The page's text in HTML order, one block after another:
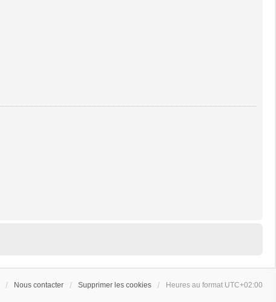
Nous contacter Supprimer les cookies Heures au format UTC+02:00